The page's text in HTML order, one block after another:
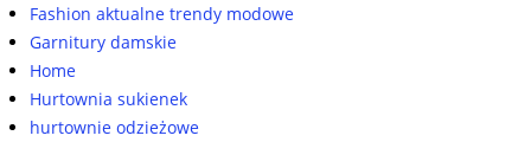
Fashion aktualne trendy modowe
Garnitury damskie
Home
Hurtownia sukienek
hurtownie odzieżowe